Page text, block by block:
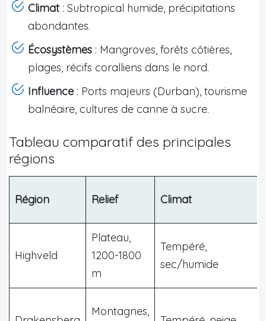
Climat: Subtropical humide, précipitations
abondantes.
Écosystèmes : Mangroves, forêts côtières,
plages, récifs coralliens dans le nord.
Influence : Ports majeurs (Durban), tourisme
balnéaire, cultures de canne à sucre.
Tableau comparatif des principales
régions
Région Relief Climat
Highveld
Plateau,
1200-1800
m
Tempéré,
sec/humide
Montagnes,